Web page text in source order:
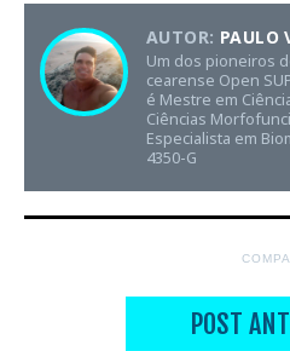
AUTOR: PAULO
Um dos pioneiros
cearense Open
é Mestre em
Ciências
Especialista em
4350-G
POST